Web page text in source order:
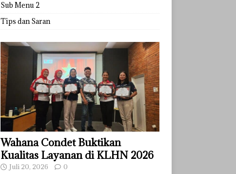
Sub Menu 2
Tips dan Saran
Wahana Condet Buktikan
Kualitas Layanan di KLHN 2026
Juli 20, 2026 0